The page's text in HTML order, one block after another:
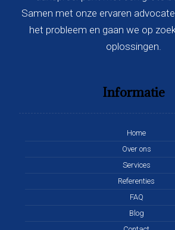
Samen met onze ervaren
het probleem en gaan we op
oplossingen.
Informatie
Home
Over ons
Services
Referenties
FAQ
Blog
Contact